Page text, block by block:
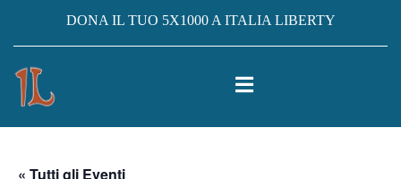
DONA IL TUO 5X1000 A ITALIA LIBERTY
« Tutti gli Eventi